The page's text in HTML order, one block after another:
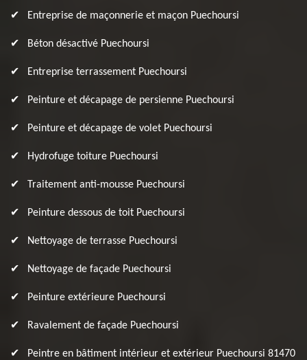
Entreprise de maçonnerie et maçon Puechoursi
Béton désactivé Puechoursi
Entreprise terrassement Puechoursi
Peinture et décapage de persienne Puechoursi
Peinture et décapage de volet Puechoursi
Hydrofuge toiture Puechoursi
Traitement anti-mousse Puechoursi
Peinture dessous de toit Puechoursi
Nettoyage de terrasse Puechoursi
Nettoyage de façade Puechoursi
Peinture extérieure Puechoursi
Ravalement de façade Puechoursi
Peintre en bâtiment intérieur et extérieur Puechoursi 81470